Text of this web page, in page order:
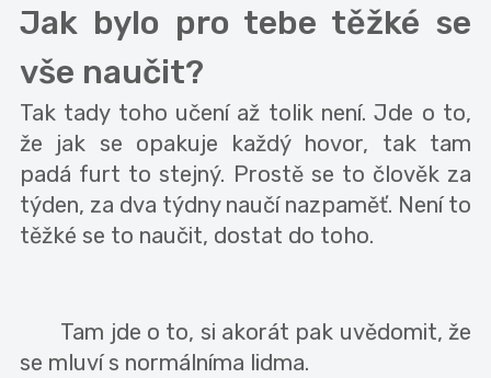
Jak bylo pro tebe těžké se
vše naučit?
Tak tady toho učení až tolik není. Jde o to,
že jak se opakuje každý hovor, tak tam
padá furt to stejný. Prostě se to člověk za
týden, za dva týdny naučí nazpaměť. Není to
těžké se to naučit, dostat do toho.
Tam jde o to, si akorát pak uvědomit, že
se mluví s normálníma lidma.